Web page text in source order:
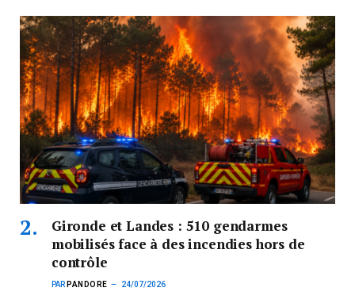
Gironde et Landes : 510 gendarmes
mobilisés face à des incendies hors de
contrôle
PAR PANDORE 24/07/2026